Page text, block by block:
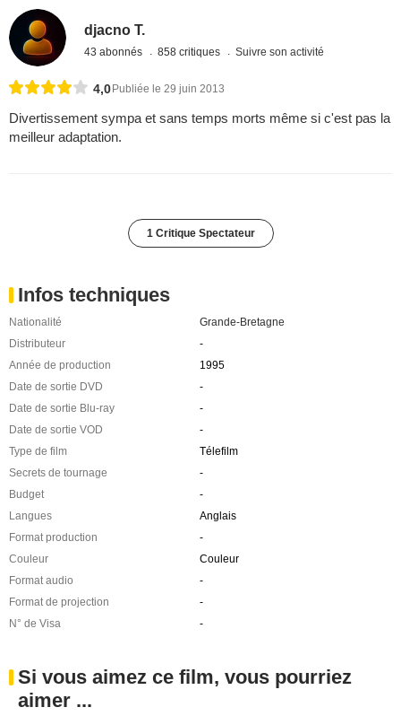
djacno T.
43 abonnés 858 critiques Suivre son activité
4,0 Publiée le 29 juin 2013
Divertissement sympa et sans temps morts même si c'est pas la
meilleur adaptation.
1 Critique Spectateur
Infos techniques
Nationalité
Grande-Bretagne
Distributeur
-
Année de production
1995
Date de sortie DVD
-
Date de sortie Blu-ray
-
Date de sortie VOD
-
Type de film
Télefilm
Secrets de tournage
-
Budget
-
Langues
Anglais
Format production
-
Couleur
Couleur
Format audio
-
Format de projection
-
N° de Visa
-
Si vous aimez ce film, vous pourriez
aimer ...